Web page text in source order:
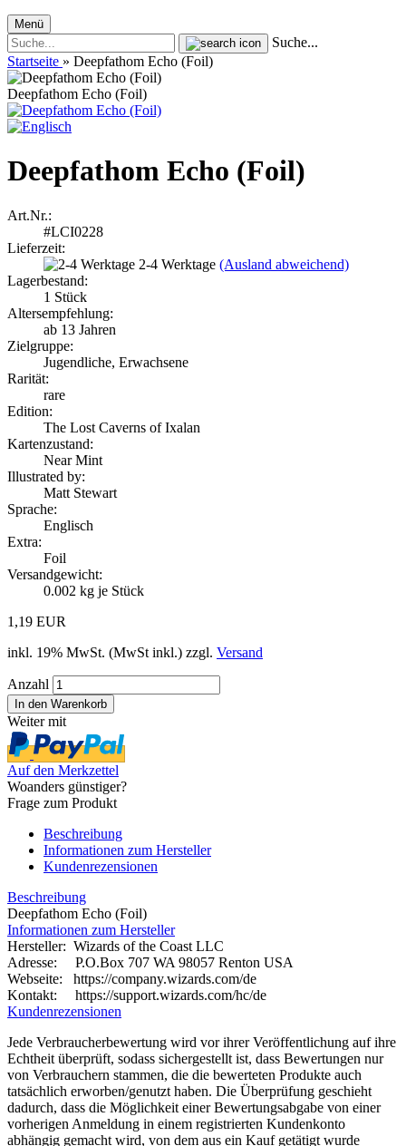
Menü
Suche...
Startseite » Deepfathom Echo (Foil)
Deepfathom Echo (Foil)
Deepfathom Echo (Foil)
Art.Nr.:
#LCI0228
Lieferzeit:
2-4 Werktage (Ausland abweichend)
Lagerbestand:
1 Stück
Altersempfehlung:
ab 13 Jahren
Zielgruppe:
Jugendliche, Erwachsene
Rarität:
rare
Edition:
The Lost Caverns of Ixalan
Kartenzustand:
Near Mint
Illustrated by:
Matt Stewart
Sprache:
Englisch
Extra:
Foil
Versandgewicht:
0.002 kg je Stück
1,19 EUR
inkl. 19% MwSt. (MwSt inkl.) zzgl. Versand
Anzahl
Weiter mit
Auf den Merkzettel
Woanders günstiger?
Frage zum Produkt
Beschreibung
Informationen zum Hersteller
Kundenrezensionen
Beschreibung
Deepfathom Echo (Foil)
Informationen zum Hersteller
Hersteller: Wizards of the Coast LLC
Adresse: P.O.Box 707 WA 98057 Renton USA
Webseite:
https://company.wizards.com/de
Kontakt: https://support.wizards.com/hc/de
Kundenrezensionen
Jede Verbraucherbewertung wird vor ihrer Veröffentlichung auf ihre
Echtheit überprüft, sodass sichergestellt ist, dass Bewertungen nur
von Verbrauchern stammen, die die bewerteten Produkte auch
tatsächlich erworben/genutzt haben. Die Überprüfung geschieht
dadurch, dass die Möglichkeit einer Bewertungsabgabe von einer
vorherigen Anmeldung in einem registrierten Kundenkonto
abhängig gemacht wird, von dem aus ein Kauf getätigt wurde